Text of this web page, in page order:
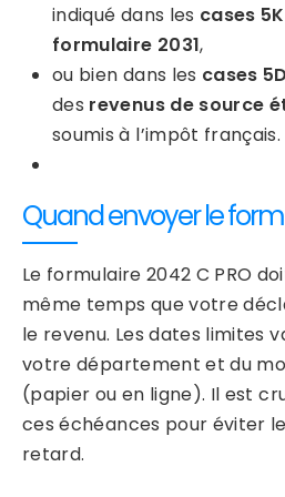
indiqué dans les cases
formulaire 2031,
ou bien dans les cases
des revenus de source
soumis à l’impôt français.
Quand envoyer le
Le formulaire 2042 C PRO
même temps que votre
le revenu. Les dates limites
votre département et du
(papier ou en ligne). Il est
ces échéances pour éviter
retard.